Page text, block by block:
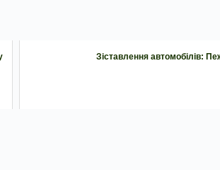
Зіставлення автомобілів: